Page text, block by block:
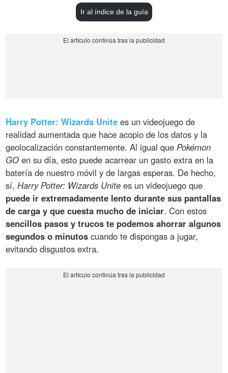
Ir al índice de la guía
Harry Potter: Wizards Unite es un videojuego de
realidad aumentada que hace acopio de los datos y la
geolocalización constantemente. Al igual quePokémon
GO en su día, esto puede acarrear un gasto extra en la
batería de nuestro móvil y de largas esperas. De hecho,
sí,Harry Potter: Wizards Unite es un videojuego que
puede ir extremadamente lento durante sus pantallas
de carga y que cuesta mucho de iniciar. Con estos
sencillos pasos y trucos te podemos ahorrar algunos
segundos o minutos cuando te dispongas a jugar,
evitando disgustos extra.